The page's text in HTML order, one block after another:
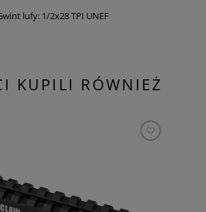
lufy: 1/2x28 TPI UNEF
KUPILI RÓWNIEŻ